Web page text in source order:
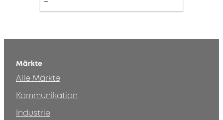
Märkte
Alle Märkte
Kommunikation
Industrie